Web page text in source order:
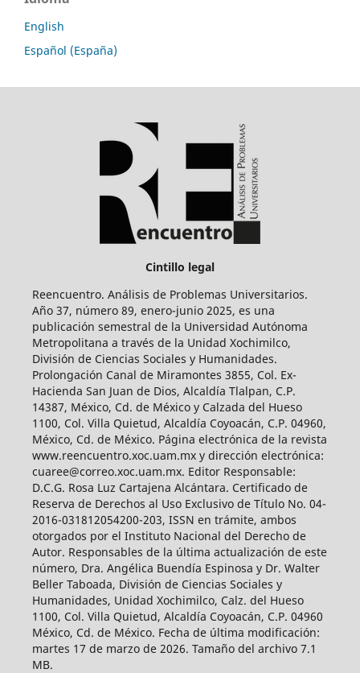
English
Español (España)
Cintillo legal
Reencuentro. Análisis de Problemas Universitarios.
Año 37, número 89, enero-junio 2025, es una
publicación semestral de la Universidad Autónoma
Metropolitana a través de la Unidad Xochimilco,
División de Ciencias Sociales y Humanidades.
Prolongación Canal de Miramontes 3855, Col. Ex-
Hacienda San Juan de Dios, Alcaldía Tlalpan, C.P.
14387, México, Cd. de México y Calzada del Hueso
1100, Col. Villa Quietud, Alcaldía Coyoacán, C.P. 04960,
México, Cd. de México. Página electrónica de la revista
www.reencuentro.xoc.uam.mx y dirección electrónica:
cuaree@correo.xoc.uam.mx. Editor Responsable:
D.C.G. Rosa Luz Cartajena Alcántara. Certificado de
Reserva de Derechos al Uso Exclusivo de Título No. 04-
2016-031812054200-203, ISSN en trámite, ambos
otorgados por el Instituto Nacional del Derecho de
Autor. Responsables de la última actualización de este
número, Dra. Angélica Buendía Espinosa y Dr. Walter
Beller Taboada, División de Ciencias Sociales y
Humanidades, Unidad Xochimilco, Calz. del Hueso
1100, Col. Villa Quietud, Alcaldía Coyoacán, C.P. 04960
México, Cd. de México. Fecha de última modificación:
martes 17 de marzo de 2026. Tamaño del archivo 7.1
MB.